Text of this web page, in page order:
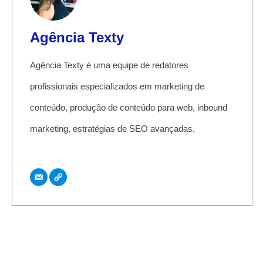
Agência Texty
Agência Texty é uma equipe de redatores
profissionais especializados em marketing de
conteúdo, produção de conteúdo para web, inbound
marketing, estratégias de SEO avançadas.